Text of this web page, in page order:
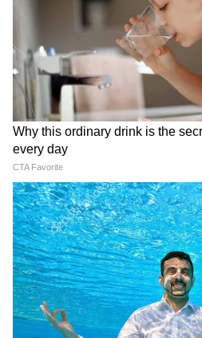
Modi in IIT Delhi: '1 लाख
बोलूं', देश के युवाओं को Modi ने
टास्क
देर रात Rishabh Pant की इस
CM Pushkar Dhami की पहली